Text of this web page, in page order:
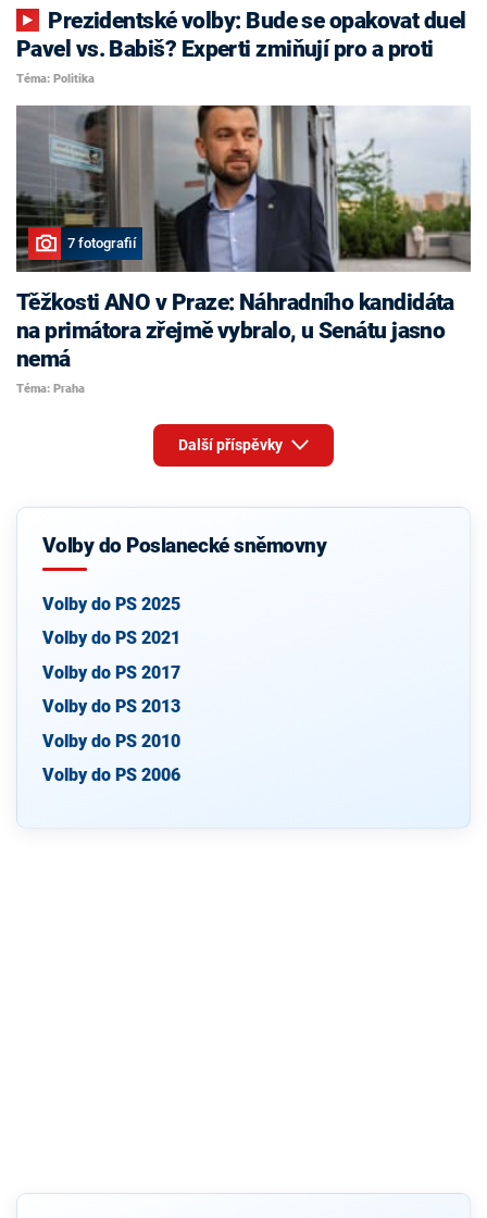
Pavel vs. Babiš? Experti zmiňují pro a proti
Téma: Politika
7 fotografií
Těžkosti ANO v Praze: Náhradního kandidáta
na primátora zřejmě vybralo, u Senátu jasno
nemá
Téma: Praha
Další příspěvky
Volby do Poslanecké sněmovny
Volby do PS 2025
Volby do PS 2021
Volby do PS 2017
Volby do PS 2013
Volby do PS 2010
Volby do PS 2006